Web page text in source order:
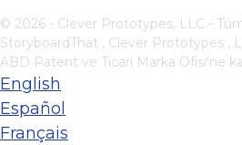
© 2026 - Clever Prototypes, LLC - Tüm
StoryboardThat , Clever Prototypes ,
ABD Patent ve Ticari Marka Ofisi'ne
English
Español
Français